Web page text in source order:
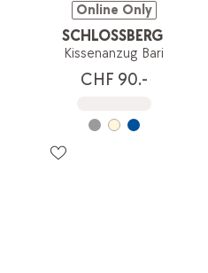
Online Only
SCHLOSSBERG
Kissenanzug Bari
CHF 90.-